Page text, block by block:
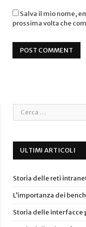
Salva il mio nome,
prossima volta che
ULTIMI ARTICOLI
Storia delle reti
L’importanza dei
Storia delle interfacce